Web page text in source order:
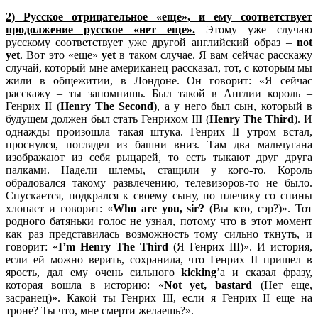
2) Русское отрицательное «еще», и ему соответствует
продолжение русское «нет еще». Этому уже случаю
русскому соответствует уже другой английский образ – not
yet. Вот это «еще»yet в таком случае. Я вам сейчас расскажу
случай, который мне американец рассказал, тот, с которым мы
жили в общежитии, в Лондоне. Он говорит: «Я сейчас
расскажу – ты запомнишь. Был такой в Англии король –
Генрих II (HenryTheSecond), а у него был сын, который в
будущем должен был стать Генрихом III (HenryTheThird). И
однажды произошла такая штука. Генрих II утром встал,
проснулся, поглядел из башни вниз. Там два мальчугана
изображают из себя рыцарей, то есть тыкают друг друга
палками. Надели шлемы, стащили у кого-то. Король
обрадовался такому развлечению, телевизоров-то не было.
Спускается, подкрался к своему сыну, по плечику со спины
хлопает и говорит: «Who are you,sir? (Вы кто, сэр?)». Тот
родного батяньки голос не узнал, потому что в этот момент
как раз представилась возможность тому сильно ткнуть, и
говорит: «I’m Henry The Third (Я Генрих III)». И история,
если ей можно верить, сохранила, что Генрих II пришел в
ярость, дал ему очень сильногоkicking’а и сказал фразу,
которая вошла в историю: «Notyet,bastard (Нет еще,
засранец)». Какой ты Генрих III, если я Генрих II еще на
троне? Ты что, мне смерти желаешь?».